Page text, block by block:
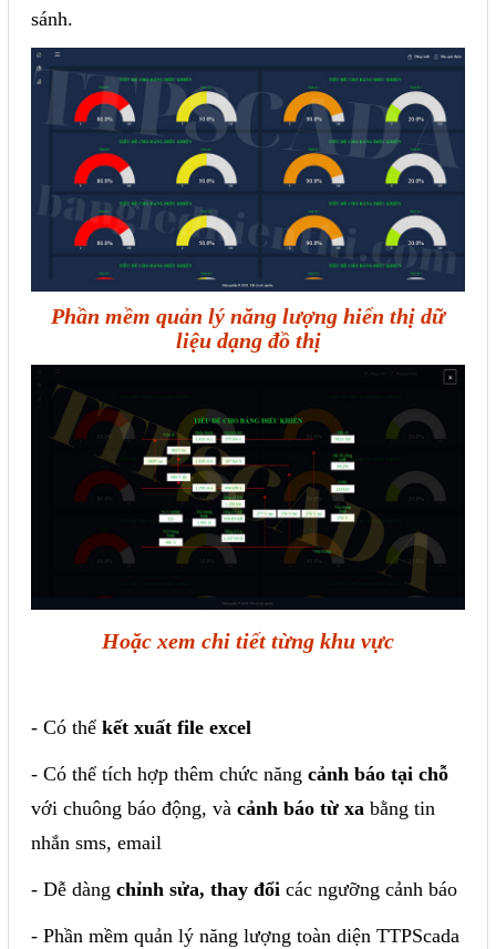
sánh.
Phần mềm quản lý năng lượng hiển thị dữ
liệu dạng đồ thị
Hoặc xem chi tiết từng khu vực
- Có thể kết xuất file excel
- Có thể tích hợp thêm chức năng cảnh báo tại chỗ
với chuông báo động, và cảnh báo từ xa bằng tin
nhắn sms, email
- Dễ dàng chỉnh sửa, thay đổi các ngưỡng cảnh báo
- Phần mềm quản lý năng lượng toàn diện TTPScada